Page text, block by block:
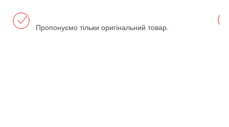
Пропонуємо тільки оригінальний товар.